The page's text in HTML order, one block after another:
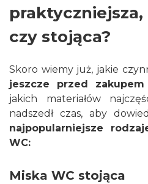
czy stojąca?
Skoro wiemy już, jakie
jeszcze przed zakupem
jakich materiałów
nadszedł czas, aby
najpopularniejsze
WC:
Miska WC stojąca